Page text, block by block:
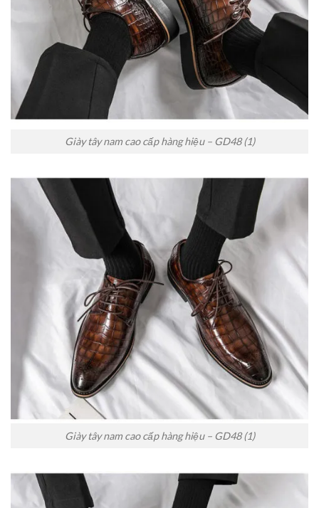
Giày tây nam cao cấp hàng hiệu – GD48 (1)
Giày tây nam cao cấp hàng hiệu – GD48 (1)